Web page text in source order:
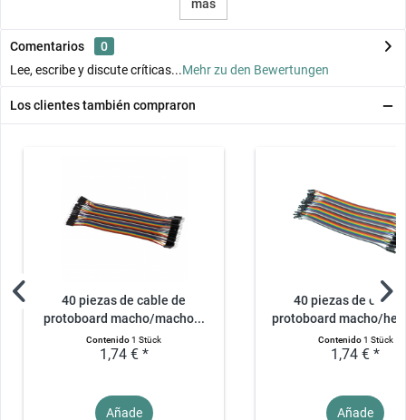
más
Comentarios
0
Lee, escribe y discute críticas...Mehr zu den Bewertungen
Los clientes también compraron
40 piezas de cable de
protoboard macho/macho...
Contenido1 Stück
1,74 € *
Añade
40 piezas de cable
protoboard macho/
Contenido1 Stück
1,74 € *
Añade